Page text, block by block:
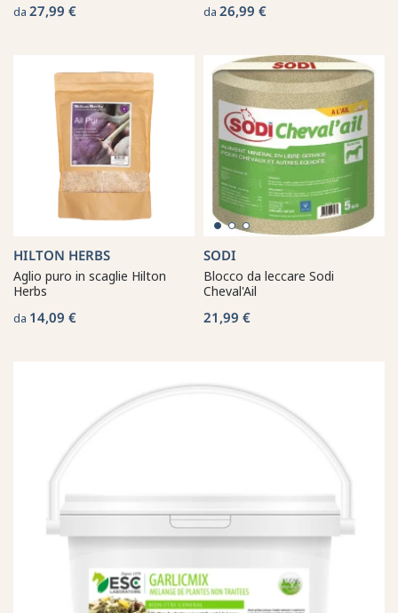
da 27,99 € da 26,99 €
HILTON HERBS
Aglio puro in scaglie Hilton
Herbs
da 14,09 €
SODI
Blocco da leccare Sodi
Cheval'Ail
21,99 €